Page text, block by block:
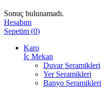
Sonuç bulunamadı.
Hesabım
Sepetim (0)
Karo
İç Mekan
Duvar Seramikleri
Yer Seramikleri
Banyo Seramikleri